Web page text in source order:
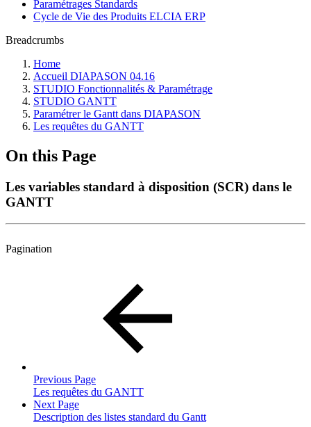
Paramétrages Standards
Cycle de Vie des Produits ELCIA ERP
Breadcrumbs
Home
Accueil DIAPASON 04.16
STUDIO Fonctionnalités & Paramétrage
STUDIO GANTT
Paramétrer le Gantt dans DIAPASON
Les requêtes du GANTT
On this Page
Les variables standard à disposition (SCR) dans le
GANTT
Pagination
Previous Page
Les requêtes du GANTT
Next Page
Description des listes standard du Gantt